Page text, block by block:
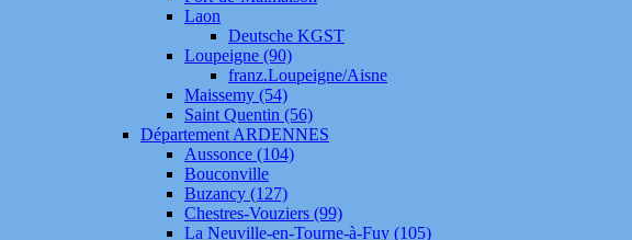
Laon
Deutsche KGST
Loupeigne (90)
franz.Loupeigne/Aisne
Maissemy (54)
Saint Quentin (56)
Département ARDENNES
Aussonce (104)
Bouconville
Buzancy (127)
Chestres-Vouziers (99)
La Neuville-en-Tourne-à-Fuy (105)